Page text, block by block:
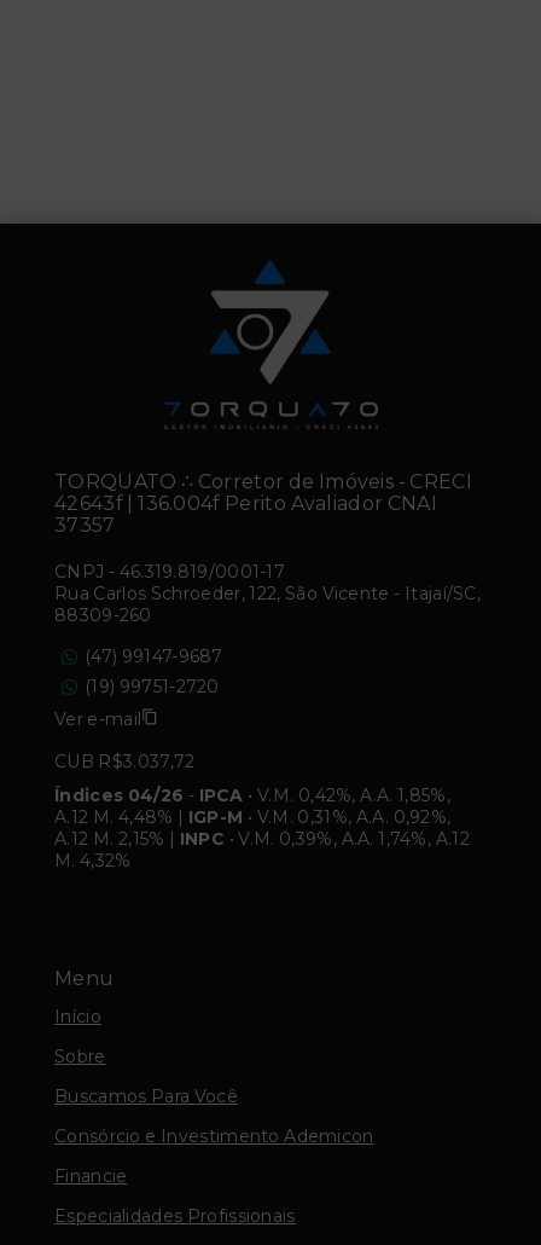
Menu
Início
Sobre
Buscamos Para Você
Consórcio e Investimento Ademicon
Financie
Especialidades Profissionais
TORQUATO ∴ Corretor de Imóveis - CRECI
42643f | 136.004f Perito Avaliador CNAI
37357
CNPJ - 46.319.819/0001-17
Rua Carlos Schroeder, 122, São Vicente - Itajaí/SC,
88309-260
(47) 99147-9687
(19) 99751-2720
Ver e-mail
CUB R$3.037,72
Índices 04/26 - IPCA • V.M. 0,42%, A.A. 1,85%,
A.12 M. 4,48% | IGP-M • V.M. 0,31%, A.A. 0,92%,
A.12 M. 2,15% | INPC • V.M. 0,39%, A.A. 1,74%, A.12
M. 4,32%